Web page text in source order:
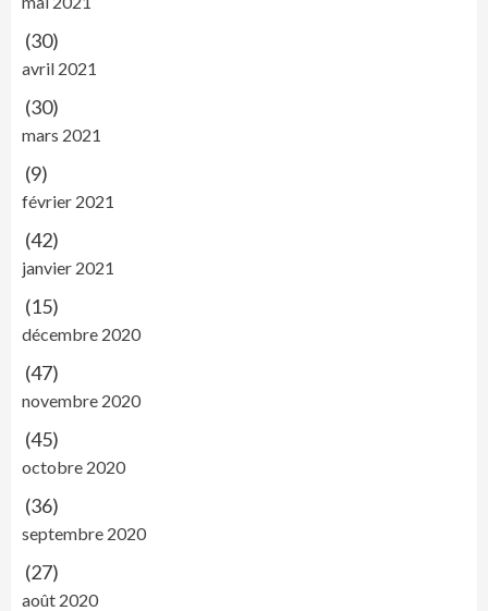
(30)
avril 2021
(30)
mars 2021
(9)
février 2021
(42)
janvier 2021
(15)
décembre 2020
(47)
novembre 2020
(45)
octobre 2020
(36)
septembre 2020
(27)
août 2020